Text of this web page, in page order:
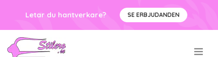
Letar du hantverkare? SE ERBJUDANDEN